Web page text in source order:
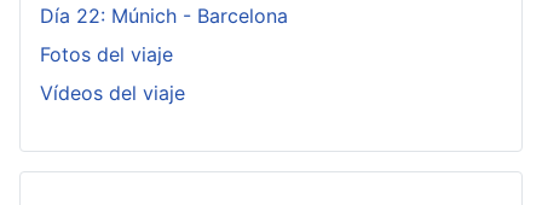
Día 22: Múnich - Barcelona
Fotos del viaje
Vídeos del viaje